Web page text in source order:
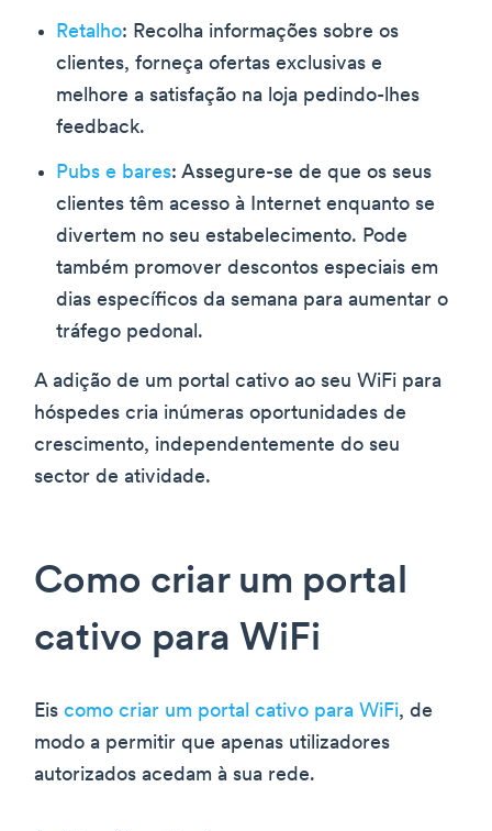
Retalho: Recolha informações sobre os
clientes, forneça ofertas exclusivas e
melhore a satisfação na loja pedindo-lhes
feedback.
Pubs e bares: Assegure-se de que os seus
clientes têm acesso à Internet enquanto se
divertem no seu estabelecimento. Pode
também promover descontos especiais em
dias específicos da semana para aumentar o
tráfego pedonal.
A adição de um portal cativo ao seu WiFi para
hóspedes cria inúmeras oportunidades de
crescimento, independentemente do seu
sector de atividade.
Como criar um portal
cativo para WiFi
Eis como criar um portal cativo para WiFi, de
modo a permitir que apenas utilizadores
autorizados acedam à sua rede.